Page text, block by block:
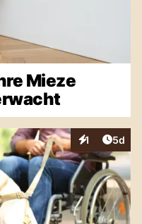
Mieze
1
Interaktionen
5d